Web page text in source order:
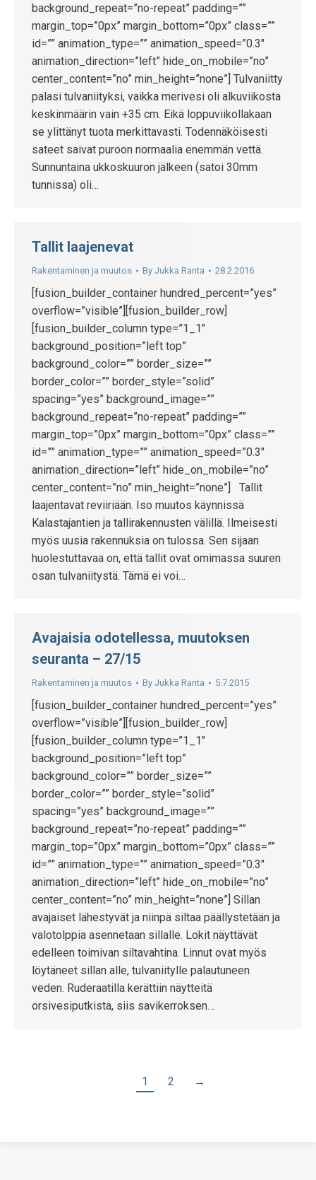
background_repeat=”no-repeat” padding=””
margin_top=”0px” margin_bottom=”0px” class=””
id=”” animation_type=”” animation_speed=”0.3″
animation_direction=”left” hide_on_mobile=”no”
center_content=”no” min_height=”none”] Tulvaniitty
palasi tulvaniityksi, vaikka merivesi oli alkuviikosta
keskinmäärin vain +35 cm. Eikä loppuviikollakaan
se ylittänyt tuota merkittavasti. Todennäköisesti
sateet saivat puroon normaalia enemmän vettä.
Sunnuntaina ukkoskuuron jälkeen (satoi 30mm
tunnissa) oli…
Tallit laajenevat
Rakentaminen ja muutos By Jukka Ranta 28.2.2016
[fusion_builder_container hundred_percent=”yes”
overflow=”visible”][fusion_builder_row]
[fusion_builder_column type=”1_1″
background_position=”left top”
background_color=”” border_size=””
border_color=”” border_style=”solid”
spacing=”yes” background_image=””
background_repeat=”no-repeat” padding=””
margin_top=”0px” margin_bottom=”0px” class=””
id=”” animation_type=”” animation_speed=”0.3″
animation_direction=”left” hide_on_mobile=”no”
center_content=”no” min_height=”none”] Tallit
laajentavat reviiriään. Iso muutos käynnissä
Kalastajantien ja tallirakennusten välillä. Ilmeisesti
myös uusia rakennuksia on tulossa. Sen sijaan
huolestuttavaa on, että tallit ovat omimassa suuren
osan tulvaniitystä. Tämä ei voi…
Avajaisia odotellessa, muutoksen
seuranta – 27/15
Rakentaminen ja muutos By Jukka Ranta 5.7.2015
[fusion_builder_container hundred_percent=”yes”
overflow=”visible”][fusion_builder_row]
[fusion_builder_column type=”1_1″
background_position=”left top”
background_color=”” border_size=””
border_color=”” border_style=”solid”
spacing=”yes” background_image=””
background_repeat=”no-repeat” padding=””
margin_top=”0px” margin_bottom=”0px” class=””
id=”” animation_type=”” animation_speed=”0.3″
animation_direction=”left” hide_on_mobile=”no”
center_content=”no” min_height=”none”] Sillan
avajaiset lähestyvät ja niinpä siltaa päällystetään ja
valotolppia asennetaan sillalle. Lokit näyttävät
edelleen toimivan siltavahtina. Linnut ovat myös
löytäneet sillan alle, tulvaniitylle palautuneen
veden. Ruderaatilla kerättiin näytteitä
orsivesiputkista, siis savikerroksen…
1 2 →